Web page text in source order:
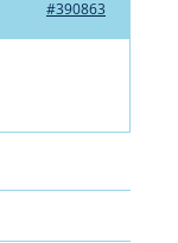
#390863